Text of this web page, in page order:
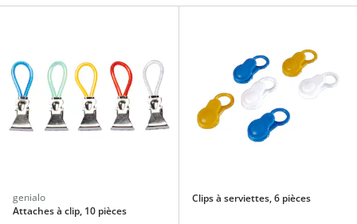
genialo
Attaches à clip, 10 pièces
Clips à serviettes, 6 pièces